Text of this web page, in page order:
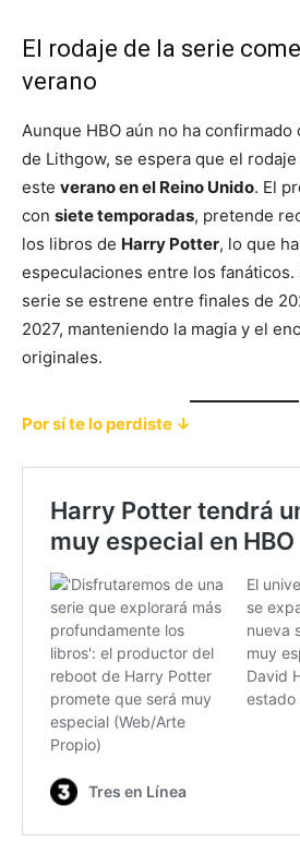
El rodaje de la serie
verano
Aunque HBO aún no ha
de Lithgow, se espera que el
este verano en el Reino Unido. El
con siete temporadas, pretende
los libros de Harry Potter, lo que
especulaciones entre los fanáticos.
serie se estrene entre finales de
2027, manteniendo la magia y el
originales.
Por sí te lo perdiste ↓